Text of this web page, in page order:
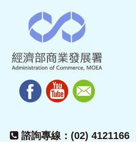
諮詢專線：(02) 4121166